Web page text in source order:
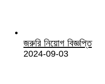
জরুরি নিয়োগ বিজ্ঞপ্তি
2024-09-03